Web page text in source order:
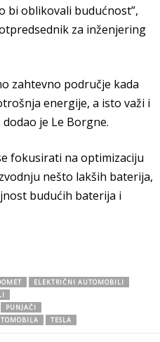
bi oblikovali budućnost”,
za inženjering
zahtevno područje kada
energije, a isto važi i
je Le Borgne.
fokusirati na optimizaciju
nešto lakših baterija,
budućih baterija i
ELEKTRIČNI AUTOMOBILI
PUNJAČI
TESLA